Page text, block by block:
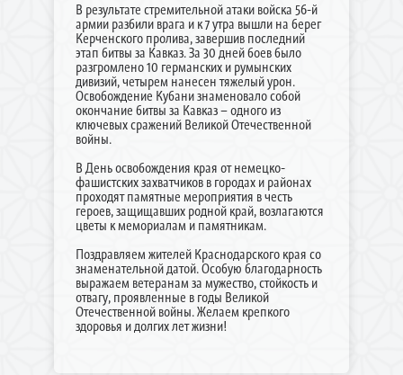
В результате стремительной атаки войска 56-й
армии разбили врага и к 7 утра вышли на берег
Керченского пролива, завершив последний
этап битвы за Кавказ. За 30 дней боев было
разгромлено 10 германских и румынских
дивизий, четырем нанесен тяжелый урон.
Освобождение Кубани знаменовало собой
окончание битвы за Кавказ – одного из
ключевых сражений Великой Отечественной
войны.
В День освобождения края от немецко-
фашистских захватчиков в городах и районах
проходят памятные мероприятия в честь
героев, защищавших родной край, возлагаются
цветы к мемориалам и памятникам.
Поздравляем жителей Краснодарского края со
знаменательной датой. Особую благодарность
выражаем ветеранам за мужество, стойкость и
отвагу, проявленные в годы Великой
Отечественной войны. Желаем крепкого
здоровья и долгих лет жизни!